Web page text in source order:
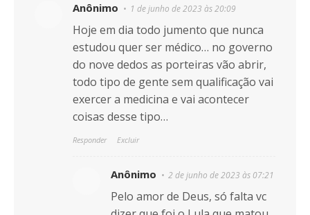
Anônimo 1 de junho de 2023 às 20:09
Hoje em dia todo jumento que nunca
estudou quer ser médico… no governo
do nove dedos as porteiras vão abrir,
todo tipo de gente sem qualificação vai
exercer a medicina e vai acontecer
coisas desse tipo…
Responder Excluir
Anônimo 2 de junho de 2023 às 07:21
Pelo amor de Deus, só falta vc